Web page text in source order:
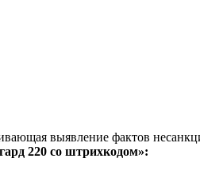
выявление фактов
220 со штрихкодом»: